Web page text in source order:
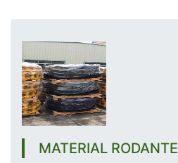
MATERIAL RODANTE